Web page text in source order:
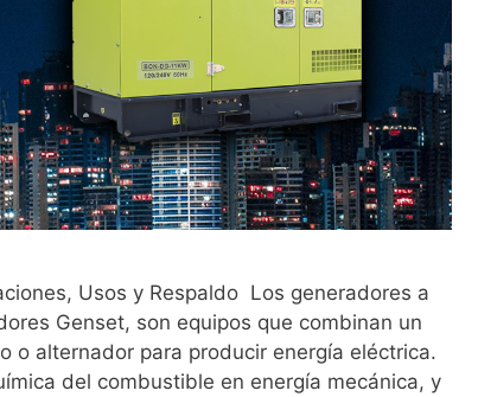
Usos y Respaldo Los generadores a
Genset, son equipos que combinan un
o alternador para producir energía eléctrica.
del combustible en energía mecánica, y